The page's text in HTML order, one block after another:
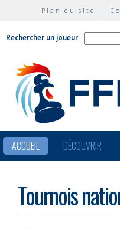
Plan du site |
Rechercher un joueur
ACCUEIL DÉCOUVRIR
Tournois